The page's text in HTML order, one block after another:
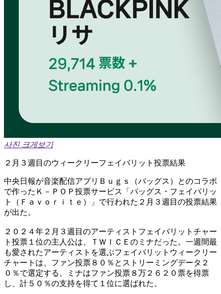
사진 크게보기
２月３週目のウィークリーフェイバリット投票結果 ​
​中央日報が音楽配信アプリＢｕｇｓ（バッグス）とのコラボ
で作ったＫ－ＰＯＰ投票サービス「バッグス・フェイバリッ
ト（Ｆａｖｏｒｉｔｅ）」で行われた２月３週目の投票結果
が出た。
２０２４年２月３週目のアーティストフェイバリットチャー
ト投票１位の主人公は、ＴＷＩＣＥのミナだった。一週間最
も愛されたアーティストを選ぶフェイバリットウィークリー
チャートは、ファン投票８０％とストリーミングデータ２
０％で選定する。ミナはファン投票８万２６２０票を得票
し、計５０％の支持を得て１位に選ばれた。